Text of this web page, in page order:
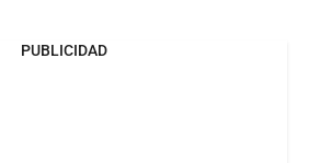
PUBLICIDAD